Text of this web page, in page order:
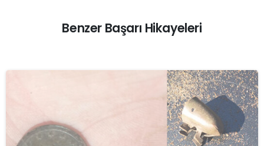
Benzer Başarı Hikayeleri
-